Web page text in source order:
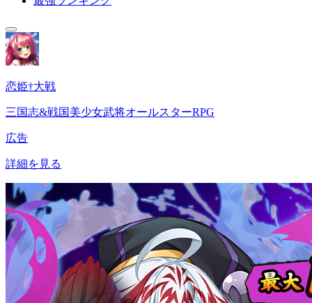
恋姫†大戦
三国志&戦国美少女武将オールスターRPG
広告
詳細を見る